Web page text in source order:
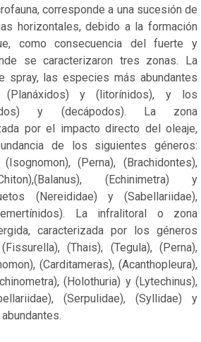
corresponde a una sucesión de
horizontales, debido a la formación
como consecuencia del fuerte y
se caracterizaron tres zonas. La
spray, las especies más abundantes
y (litorínidos), y los
y (decápodos). La zona
por el impacto directo del oleaje,
de los siguientes géneros:
(Perna), (Brachidontes),
(Echinimetra) y
(Nereididae) y (Sabellariidae),
La infralitoral o zona
caracterizada por los géneros
(Thais), (Tegula), (Perna),
(Carditameras), (Acanthopleura),
(Holothuria) y (Lytechinus),
(Serpulidae), (Syllidae) y